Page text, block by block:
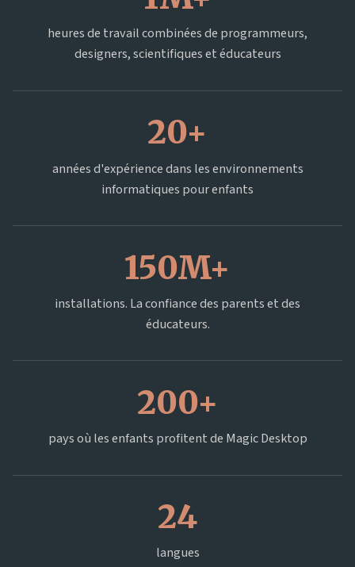
heures de travail combinées de programmeurs,
designers, scientifiques et éducateurs
20+
années d'expérience dans les environnements
informatiques pour enfants
150M+
installations. La confiance des parents et des
éducateurs.
200+
pays où les enfants profitent de Magic Desktop
24
langues